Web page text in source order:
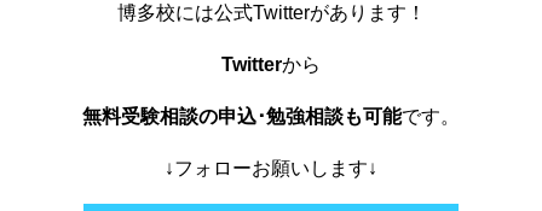
博多校には公式Twitterがあります！
Twitterから
無料受験相談の申込･勉強相談も可能です。
↓フォローお願いします↓